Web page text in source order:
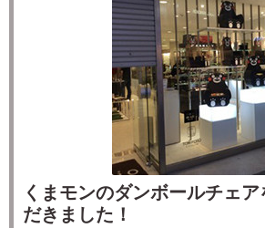
くまモンのダンボールチェ
だきました！